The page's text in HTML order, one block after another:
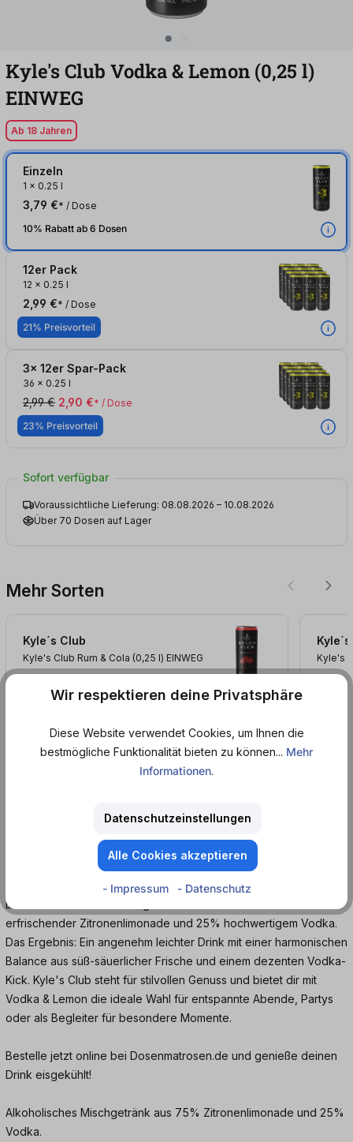
Kyle's Club Vodka & Lemon (0,25 l)
EINWEG
Ab 18 Jahren
Einzeln
1 x 0.25 l
3,79 €* / Dose
10% Rabatt ab 6 Dosen
12er Pack
12 x 0.25 l
2,99 €* / Dose
21% Preisvorteil
3x 12er Spar-Pack
36 x 0.25 l
2,99 € 2,90 €* / Dose
23% Preisvorteil
Sofort verfügbar
Voraussichtliche Lieferung: 08.08.2026 – 10.08.2026
Über 70 Dosen auf Lager
Mehr Sorten
Kyle´s Club
Kyle's Club Rum & Cola (0,25 l) EINWEG Kyle's
Entdecke Kyle's Club Vodka & Lemon – der
perfekte Vodka-Mix für alle, die spritzigen und
Dieses alkoholische Mischgetränk besteht aus 75%
erfrischender Zitronenlimonade und 25% hochwertigem Vodka.
Das Ergebnis: Ein angenehm leichter Drink mit einer harmonischen
Balance aus süß-säuerlicher Frische und einem dezenten Vodka-
Kick. Kyle's Club steht für stilvollen Genuss und bietet dir mit
Vodka & Lemon die ideale Wahl für entspannte Abende, Partys
oder als Begleiter für besondere Momente.
Bestelle jetzt online bei Dosenmatrosen.de und genieße deinen
Drink eisgekühlt!
Alkoholisches Mischgetränk aus 75% Zitronenlimonade und 25%
Vodka.
Wir respektieren deine Privatsphäre
Diese Website verwendet Cookies, um Ihnen die
bestmögliche Funktionalität bieten zu können... Mehr
Informationen.
Datenschutzeinstellungen
Alle Cookies akzeptieren
- Impressum - Datenschutz